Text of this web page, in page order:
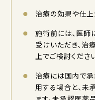
治療の効果や仕上
施術前には、医師
受けいただき、治
上でご検討くださ
治療には国内で
用する場合と、未